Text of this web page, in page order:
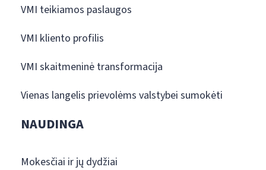
VMI teikiamos paslaugos
VMI kliento profilis
VMI skaitmeninė transformacija
Vienas langelis prievolėms valstybei sumokėti
NAUDINGA
Mokesčiai ir jų dydžiai